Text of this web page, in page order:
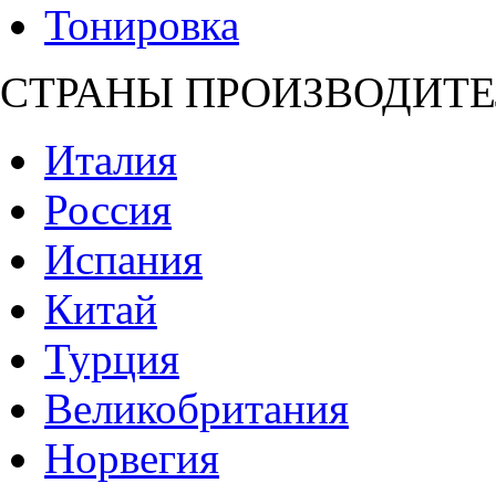
Тонировка
СТРАНЫ
Италия
Россия
Испания
Китай
Турция
Великобритания
Норвегия